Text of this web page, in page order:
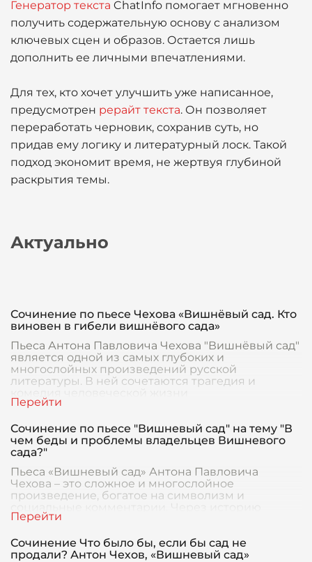
Генератор текста ChatInfo помогает мгновенно
получить содержательную основу с анализом
ключевых сцен и образов. Остается лишь
дополнить ее личными впечатлениями.
Для тех, кто хочет улучшить уже написанное,
предусмотрен рерайт текста. Он позволяет
переработать черновик, сохранив суть, но
придав ему логику и литературный лоск. Такой
подход экономит время, не жертвуя глубиной
раскрытия темы.
Актуально
Сочинение по пьесе Чехова «Вишнёвый сад. Кто
виновен в гибели вишнёвого сада»
Пьеса Антона Павловича Чехова "Вишнёвый сад"
является одной из самых глубоких и
многослойных произведений русской
литературы. В ней сочетаются трагедия и
Сочинение по пьесе "Вишневый сад" на тему "В
чем беды и проблемы владельцев Вишневого
сада?"
Пьеса «Вишневый сад» Антона Павловича
Чехова – это сложное и многослойное
произведение, богатое на символизм и
социальные комментарии. Через историю
владельцев усадьбы – Любови Анд
Сочинение Что было бы, если бы сад не
продали? Антон Чехов, «Вишневый сад»